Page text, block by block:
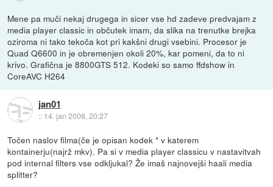
Mene pa muči nekaj drugega in sicer vse hd zadeve predvajam z
media player classic in občutek imam, da slika na trenutke brejka
oziroma ni tako tekoča kot pri kakšni drugi vsebini. Procesor je
Quad Q6600 in je obremenjen okoli 20%, kar pomeni, da to ni
krivo. Grafična je 8800GTS 512. Kodeki so samo ffdshow in
CoreAVC H264
jan01
:: 14. jan 2008, 20:27
Točen naslov filma(če je opisan kodek * v katerem
kontainerju(najrž mkv). Pa si v media player classicu v nastavitvah
pod internal filters vse odkljukal? Že imaš najnovejši haali media
splitter?